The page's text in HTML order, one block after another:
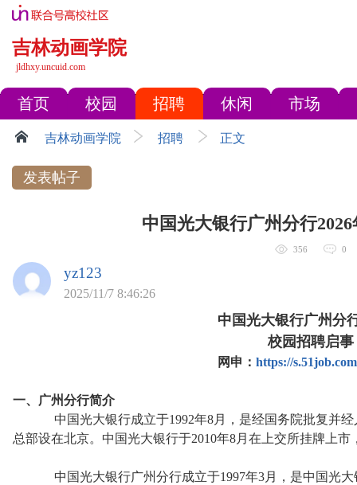
吉林动画学院
jldhxy.uncuid.com
首页 校园 招聘 休闲 市场
吉林动画学院 招聘 正文
发表帖子
中国光大银行广州分行
356 0
yz123
2025/11/7 8:46:26
中国光大银行广州分
校园招聘启事
网申：https://
一、广州分行简介
中国光大银行成立于1992年8月，是经国务院批复并经
总部设在北京。中国光大银行于2010年8月在上交所挂牌上
中国光大银行广州分行成立于1997年3月，是中国光大